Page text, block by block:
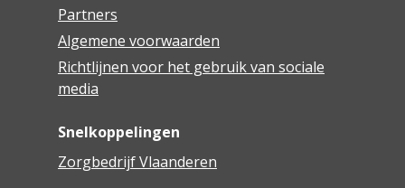
Partners
Algemene voorwaarden
Richtlijnen voor het gebruik van sociale
media
Snelkoppelingen
Zorgbedrijf Vlaanderen